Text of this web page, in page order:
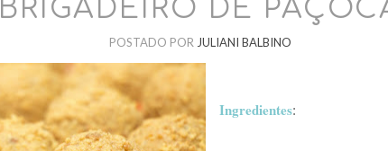
BRIGADEIRO DE
POSTADO POR JULIANI BALBINO
Ingredientes: